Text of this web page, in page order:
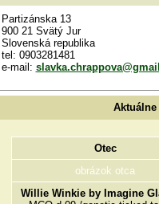
Partizánska 13
900 21 Svätý Jur
Slovenská republika
tel: 0903281481
e-mail:
Otec
obrázok otca
Willie Winkie by Imagine